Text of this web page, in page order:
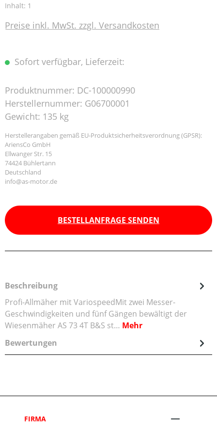
Inhalt: 1
Preise inkl. MwSt. zzgl. Versandkosten
Sofort verfügbar, Lieferzeit:
Produktnummer: DC-100000990
Herstellernummer: G06700001
Gewicht: 135 kg
Herstellerangaben gemäß EU-Produktsicherheitsverordnung (GPSR):
AriensCo GmbH
Ellwanger Str. 15
74424 Bühlertann
Deutschland
info@as-motor.de
BESTELLANFRAGE SENDEN
Beschreibung
Profi-Allmäher mit VariospeedMit zwei Messer-
Geschwindigkeiten und fünf Gängen bewältigt der
Wiesenmäher AS 73 4T B&S st… Mehr
Bewertungen
FIRMA